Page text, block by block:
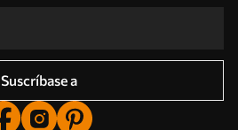
Suscríbase a